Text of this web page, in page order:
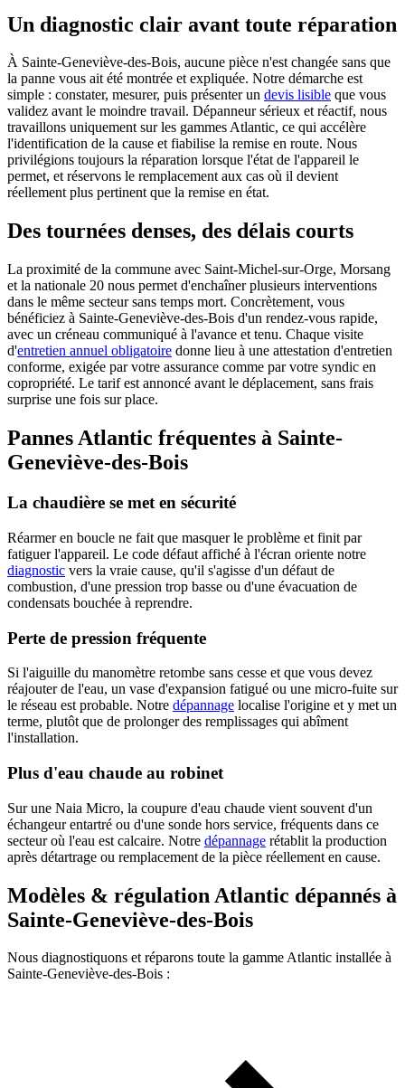
Un diagnostic clair avant toute réparation
À Sainte-Geneviève-des-Bois, aucune pièce n'est changée sans que
la panne vous ait été montrée et expliquée. Notre démarche est
simple : constater, mesurer, puis présenter un devis lisible que vous
validez avant le moindre travail. Dépanneur sérieux et réactif, nous
travaillons uniquement sur les gammes Atlantic, ce qui accélère
l'identification de la cause et fiabilise la remise en route. Nous
privilégions toujours la réparation lorsque l'état de l'appareil le
permet, et réservons le remplacement aux cas où il devient
réellement plus pertinent que la remise en état.
Des tournées denses, des délais courts
La proximité de la commune avec Saint-Michel-sur-Orge, Morsang
et la nationale 20 nous permet d'enchaîner plusieurs interventions
dans le même secteur sans temps mort. Concrètement, vous
bénéficiez à Sainte-Geneviève-des-Bois d'un rendez-vous rapide,
avec un créneau communiqué à l'avance et tenu. Chaque visite
d'entretien annuel obligatoire donne lieu à une attestation d'entretien
conforme, exigée par votre assurance comme par votre syndic en
copropriété. Le tarif est annoncé avant le déplacement, sans frais
surprise une fois sur place.
Pannes Atlantic fréquentes à Sainte-
Geneviève-des-Bois
La chaudière se met en sécurité
Réarmer en boucle ne fait que masquer le problème et finit par
fatiguer l'appareil. Le code défaut affiché à l'écran oriente notre
diagnostic vers la vraie cause, qu'il s'agisse d'un défaut de
combustion, d'une pression trop basse ou d'une évacuation de
condensats bouchée à reprendre.
Perte de pression fréquente
Si l'aiguille du manomètre retombe sans cesse et que vous devez
réajouter de l'eau, un vase d'expansion fatigué ou une micro-fuite sur
le réseau est probable. Notre dépannage localise l'origine et y met un
terme, plutôt que de prolonger des remplissages qui abîment
l'installation.
Plus d'eau chaude au robinet
Sur une Naia Micro, la coupure d'eau chaude vient souvent d'un
échangeur entartré ou d'une sonde hors service, fréquents dans ce
secteur où l'eau est calcaire. Notre dépannage rétablit la production
après détartrage ou remplacement de la pièce réellement en cause.
Modèles & régulation Atlantic dépannés à
Sainte-Geneviève-des-Bois
Nous diagnostiquons et réparons toute la gamme Atlantic installée à
Sainte-Geneviève-des-Bois :